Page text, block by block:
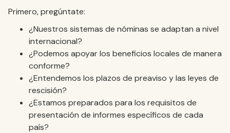
Primero, pregúntate:
¿Nuestros sistemas de nóminas se adaptan a nivel
internacional?
¿Podemos apoyar los beneficios locales de manera
conforme?
¿Entendemos los plazos de preaviso y las leyes de
rescisión?
¿Estamos preparados para los requisitos de
presentación de informes específicos de cada
país?